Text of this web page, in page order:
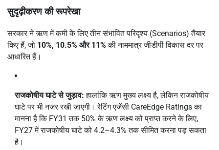
सुदृढ़ीकरण की रूपरेखा
सरकार ने ऋण में कमी के लिए तीन संभावित परिदृश्य (Scenarios) तैयार
किए हैं, जो 10%, 10.5% और 11%की नाममात्र जीडीपी विकास दर पर
आधारित हैं।
राजकोषीय घाटे से जुड़ाव: हालांकि ऋण मुख्य लक्ष्य है, लेकिन राजकोषीय
घाटे पर भी नजर रखी जाएगी।रेटिंग एजेंसी CareEdge Ratingsका
मानना है कि FY31 तक 50% के ऋण लक्ष्य को प्राप्त करने के लिए,
FY27 में राजकोषीय घाटे को 4.2–4.3% तक सीमित करना पड़ सकता
है।